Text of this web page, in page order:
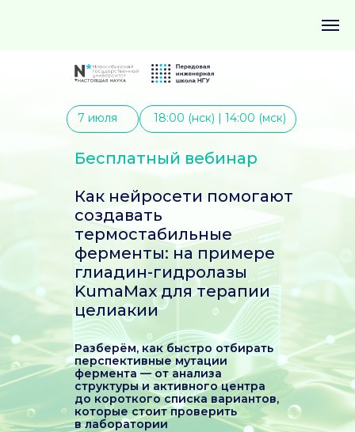
7 июля 18:00 (нск) | 14:00 (мск)
Бесплатный вебинар
Как нейросети помогают
создавать
термостабильные
ферменты: на примере
глиадин-гидролазы
KumaMax для терапии
целиакии
Разберём, как быстро отбирать
перспективные мутации
фермента — от анализа
структуры и активного центра
до короткого списка вариантов,
которые стоит проверить
в лаборатории